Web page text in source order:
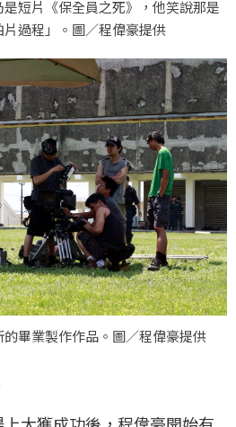
短片《保全員之死》，他笑說那是
過程」。圖／程偉豪提供
的畢業製作作品。圖／程偉豪提供